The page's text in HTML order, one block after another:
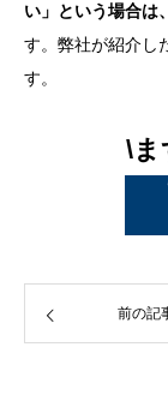
い」という場合は
す。弊社が紹介し
す。
\ま
前の記